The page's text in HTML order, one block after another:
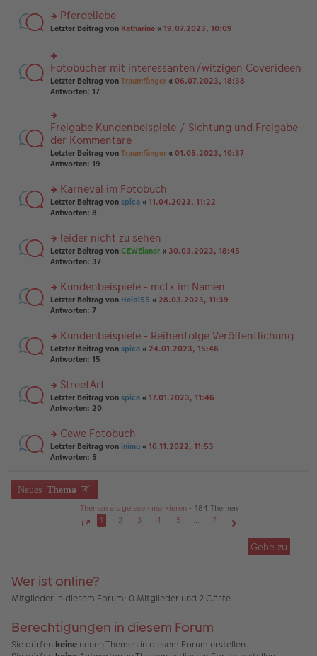
g
e
n
ei
tr
a
g
n
g
es
e
n
er
B
tr
a
g
rs
u
n
g
el
e
n
er
B
ei
tr
g
Pferdeliebe
Letzter Beitrag von Katharine « 19.07.2023, 10:09
rs
te
r
g
el
es
e
n
ei
tr
a
Fotobücher mit interessanten/witzigen Coverideen
Letzter Beitrag von Traumfänger « 06.07.2023, 18:38
Antworten: 17
rs
te
r
u
n
el
es
e
B
ei
tr
g
Freigabe Kundenbeispiele / Sichtung und Freigabe
der Kommentare
Letzter Beitrag von Traumfänger « 01.05.2023, 10:37
Antworten: 19
rs
te
n
g
el
e
n
er
tr
a
g
Karneval im Fotobuch
Letzter Beitrag von spica « 11.04.2023, 11:22
Antworten: 8
rs
te
n
g
el
e
n
er
tr
a
g
leider nicht zu sehen
Letzter Beitrag von CEWEianer « 30.03.2023, 18:45
Antworten: 37
rs
te
n
g
el
e
n
er
tr
a
g
Kundenbeispiele - mcfx im Namen
Letzter Beitrag von Heidi55 « 28.03.2023, 11:39
Antworten: 7
rs
te
n
g
el
e
n
er
tr
a
Kundenbeispiele - Reihenfolge Veröffentlichung
Letzter Beitrag von spica « 24.01.2023, 15:46
Antworten: 15
rs
te
n
g
el
e
n
er
StreetArt
Letzter Beitrag von spica « 17.01.2023, 11:46
Antworten: 20
rs
te
n
g
tr
a
g
Cewe Fotobuch
Letzter Beitrag von inimu « 16.11.2022, 11:53
Antworten: 5
Neues Thema
Themen als gelesen markieren• 184 Themen
v
o
n
7
1 2 3 4 5 …
7
Gehe zu
Wer ist online?
Mitglieder in diesem Forum: 0 Mitglieder und 2 Gäste
Berechtigungen in diesem Forum
Sie dürfen keine neuen Themen in diesem Forum erstellen.